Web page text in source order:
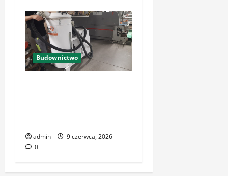
Budownictwo
admin
9 czerwca, 2026
0